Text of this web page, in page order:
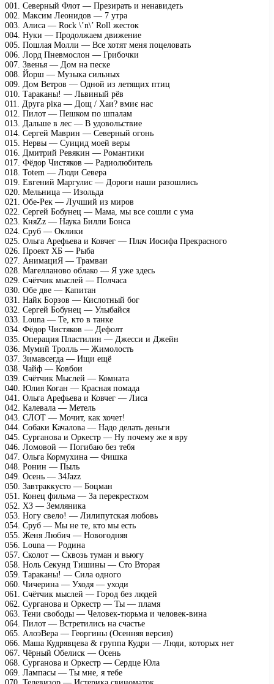
001. Северный Флот — Презирать и ненавидеть
002. Максим Леонидов — 7 утра
003. Алиса — Rock \’n\’ Roll жесток
004. Нуки — Продолжаем движение
005. Пошлая Молли — Все хотят меня поцеловать
006. Лорд Пневмослон — Грибочки
007. Звенья — Дом на песке
008. Йорш — Музыка сильных
009. Дом Ветров — Одной из летящих птиц
010. Тараканы! — Львиный рёв
011. Друга ріка — Дощ / Хаи? вмиє нас
012. Пилот — Пешком по шпалам
013. Дальше в лес — В удовольствие
014. Сергей Маврин — Северный огонь
015. Нервы — Суицид моей веры
016. Дмитрий Ревякин — Романтики
017. Фёдор Чистяков — Радиолюбитель
018. Totem — Люди Севера
019. Евгений Маргулис — Дороги наши разошлись
020. Мельница — Изольда
021. Обе-Рек — Лучший из миров
022. Сергей Бобунец — Мама, мы все сошли с ума
023. КняZz — Наука Билли Бонса
024. Сруб — Оклики
025. Ольга Арефьева и Ковчег — Плач Иосифа Прекрасного
026. Проект ХБ — Рыба
027. АнимациЯ — Трамваи
028. Магелланово облако — Я уже здесь
029. Счётчик мыслей — Полчаса
030. Обе две — Капитан
031. Найк Борзов — Кислотный бог
032. Сергей Бобунец — Улыбайся
033. Louna — Те, кто в танке
034. Фёдор Чистяков — Дефолт
035. Операция Пластилин — Джесси и Джейн
036. Мумий Тролль — Жимолость
037. Зимавсегда — Ищи ещё
038. Чайф — Ковбои
039. Счётчик Мыслей — Комната
040. Юлия Коган — Красная помада
041. Ольга Арефьева и Ковчег — Лиса
042. Калевала — Метель
043. СЛОТ — Мочит, как хочет!
044. Собаки Качалова — Надо делать деньги
045. Сурганова и Оркестр — Ну почему же я вру
046. Ломовой — Погибаю без тебя
047. Ольга Кормухина — Фишка
048. Ронин — Пыль
049. Осень — 34Jazz
050. Завтраккусто — Боцман
051. Конец фильма — За перекрестком
052. ХЗ — Земляника
053. Ногу свело! — Лилипутская любовь
054. Сруб — Мы не те, кто мы есть
055. Женя Любич — Новогодняя
056. Louna — Родина
057. Сколот — Сквозь туман и вьюгу
058. Ноль Секунд Тишины — Сто Вторая
059. Тараканы! — Сила одного
060. Чичерина — Уходя — уходи
061. Счётчик мыслей — Город без людей
062. Сурганова и Оркестр — Ты — пламя
063. Тени свободы — Человек-тюрьма и человек-вина
064. Пилот — Встретились на счастье
065. АлоэВера — Георгины (Осенняя версия)
066. Маша Кудрявцева & группа Кудри — Люди, которых нет
067. Чёрный Обелиск — Осень
068. Сурганова и Оркестр — Сердце Юла
069. Лампасы — Ты мне, я тебе